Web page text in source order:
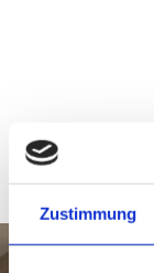
Zustimmung